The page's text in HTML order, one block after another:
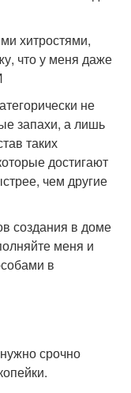
хитростями,
что у меня даже
не
запахи, а лишь
таких
достигают
чем другие
создания в доме
меня и
в
срочно